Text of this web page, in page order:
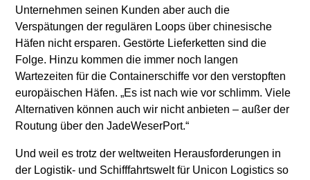
Unternehmen seinen Kunden aber auch die
Verspätungen der regulären Loops über chinesische
Häfen nicht ersparen. Gestörte Lieferketten sind die
Folge. Hinzu kommen die immer noch langen
Wartezeiten für die Containerschiffe vor den verstopften
europäischen Häfen. „Es ist nach wie vor schlimm. Viele
Alternativen können auch wir nicht anbieten – außer der
Routung über den JadeWeserPort.“
Und weil es trotz der weltweiten Herausforderungen in
der Logistik- und Schifffahrtswelt für Unicon Logistics so